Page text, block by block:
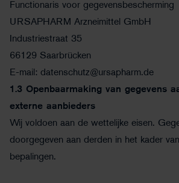
Functionaris voor gegevensbescherming
URSAPHARM Arzneimittel GmbH
Industriestraat 35
66129 Saarbrücken
E-mail: datenschutz@ursapharm.de
1.3 Openbaarmaking van gegevens
externe aanbieders
Wij voldoen aan de wettelijke eisen.
doorgegeven aan derden in het kader
bepalingen.